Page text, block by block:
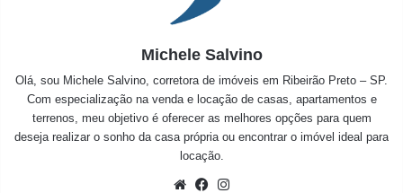
Michele Salvino
Olá, sou Michele Salvino, corretora de imóveis em Ribeirão Preto – SP.
Com especialização na venda e locação de casas, apartamentos e
terrenos, meu objetivo é oferecer as melhores opções para quem
deseja realizar o sonho da casa própria ou encontrar o imóvel ideal para
locação.
WebsiteFacebook